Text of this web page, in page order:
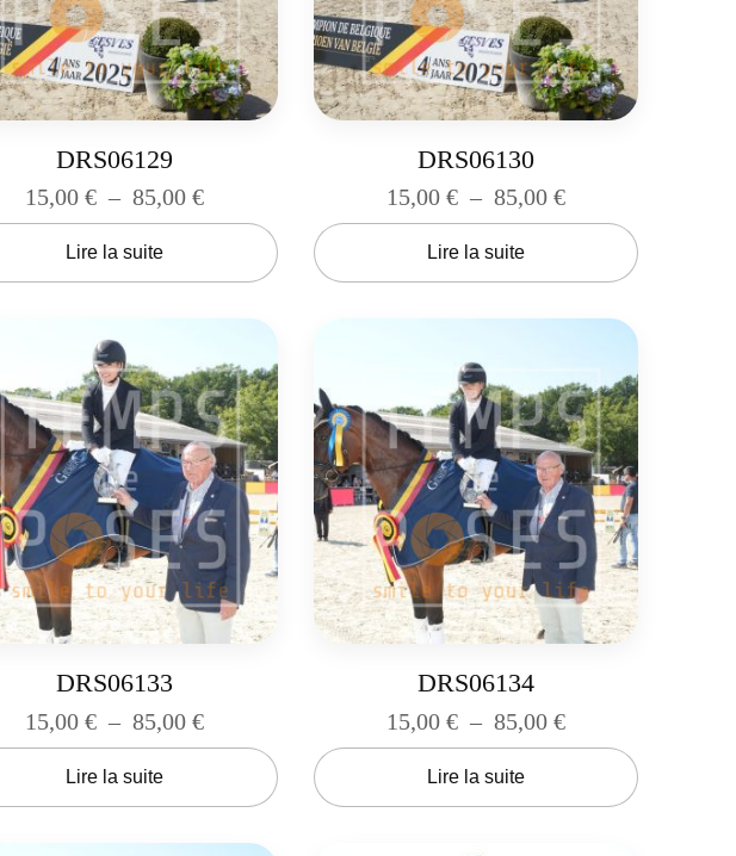
DRS06129
15,00€ – 85,00€
Lire la suite
DRS06130
15,00 € – 85,00 €
Lire la suite
DRS06133
15,00€ – 85,00€
Lire la suite
DRS06134
15,00 € – 85,00 €
Lire la suite